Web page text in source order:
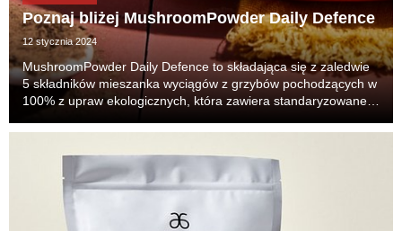
Poznaj bliżej MushroomPowder Daily Defence
12 stycznia 2024
MushroomPowder Daily Defence to składająca się z zaledwie
5 składników mieszanka wyciągów z grzybów pochodzących w
100% z upraw ekologicznych, która zawiera standaryzowane